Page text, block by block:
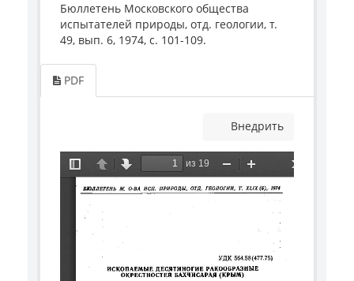
Бюллетень Московского общества
испытателей природы, отд. геологии, т.
49, вып. 6, 1974, с. 101-109.
PDF
Внедрить